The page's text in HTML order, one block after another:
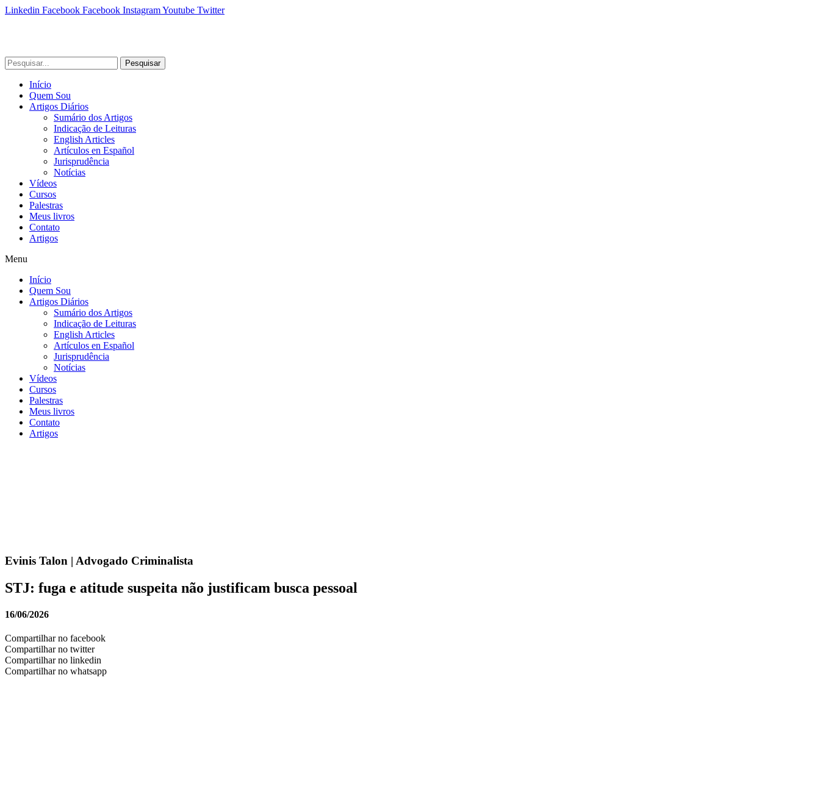
Linkedin Facebook Facebook InstagramYoutube Twitter
Pesquisar
Início
Quem Sou
Artigos Diários
Sumário dos Artigos
Indicação de Leituras
English Articles
Artículos en Español
Jurisprudência
Notícias
Vídeos
Cursos
Palestras
Meus livros
Contato
Artigos
Menu
Início
Quem Sou
Artigos Diários
Sumário dos Artigos
Indicação de Leituras
English Articles
Artículos en Español
Jurisprudência
Notícias
Vídeos
Cursos
Palestras
Meus livros
Contato
Artigos
Evinis Talon | Advogado Criminalista
STJ: fuga e atitude suspeita não justificam busca pessoal
16/06/2026
Compartilhar no facebook
Compartilhar no twitter
Compartilhar no linkedin
Compartilhar no whatsapp